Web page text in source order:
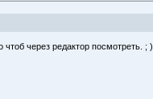
через редактор посмотреть. ; )